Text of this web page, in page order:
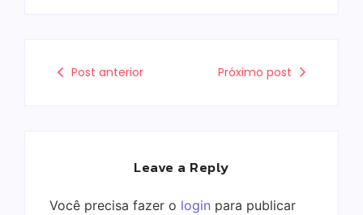
Post anterior Próximo post
Leave a Reply
Você precisa fazer o login para publicar